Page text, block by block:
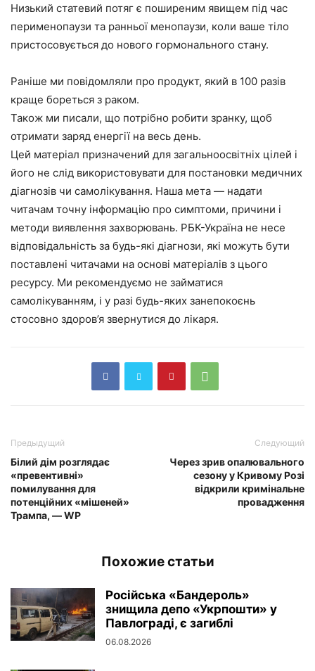
Низький статевий потяг є поширеним явищем під час
перименопаузи та ранньої менопаузи, коли ваше тіло
пристосовується до нового гормонального стану.
Раніше ми повідомляли про продукт, який в 100 разів
краще бореться з раком.
Також ми писали, що потрібно робити зранку, щоб
отримати заряд енергії на весь день.
Цей матеріал призначений для загальноосвітніх цілей і
його не слід використовувати для постановки медичних
діагнозів чи самолікування. Наша мета — надати
читачам точну інформацію про симптоми, причини і
методи виявлення захворювань. РБК-Україна не несе
відповідальність за будь-які діагнози, які можуть бути
поставлені читачами на основі матеріалів з цього
ресурсу. Ми рекомендуємо не займатися
самолікуванням, і у разі будь-яких занепокоєнь
стосовно здоров’я звернутися до лікаря.
Предыдущий
Білий дім розглядає
«превентивні»
помилування для
потенційних «мішеней»
Трампа, — WP
Следующий
Через зрив опалювального
сезону у Кривому Розі
відкрили кримінальне
провадження
Похожие статьи
Російська «Бандероль»
знищила депо «Укрпошти» у
Павлограді, є загиблі
06.08.2026